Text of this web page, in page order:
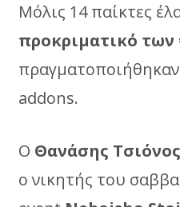
Μόλις 14 παίκτες
προκριματικό των
addons.
Ο Θανάσης Τσιόνος
ο νικητής του